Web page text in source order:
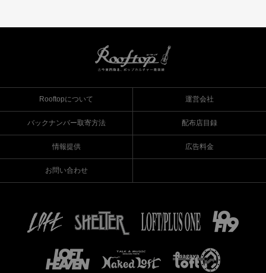
Rooftopについて 運営会社
バックナンバー取寄方法 配布店目録
情報提供 広告料金
お問い合わせ